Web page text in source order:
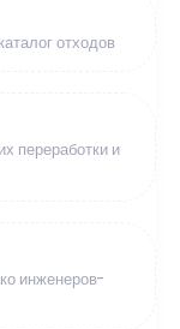
отходов
переработки и
инженеров-